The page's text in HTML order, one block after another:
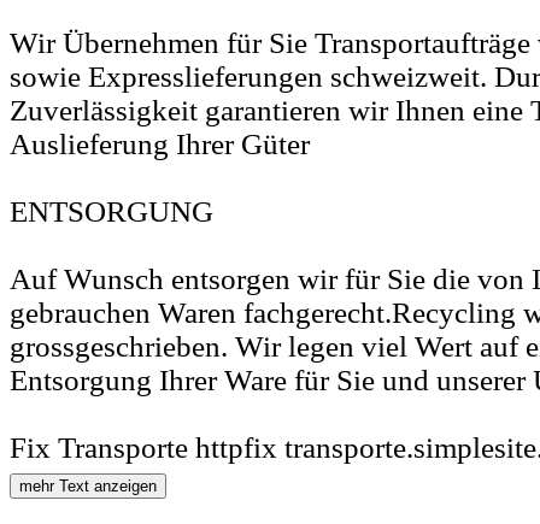
Wir Übernehmen für Sie
sowie Expresslieferungen schweizweit.
Zuverlässigkeit garantieren wir Ihnen eine
Auslieferung Ihrer Güter
ENTSORGUNG
Auf Wunsch entsorgen wir für Sie die von
gebrauchen Waren fachgerecht.Recycling
grossgeschrieben. Wir legen viel Wert auf
Entsorgung Ihrer Ware für Sie und unserer
Fix Transporte httpfix
mehr Text anzeigen